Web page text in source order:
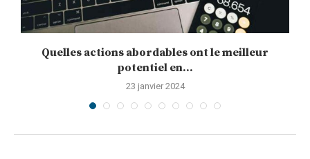
Quelles actions abordables ont le meilleur
potentiel en...
23 janvier 2024